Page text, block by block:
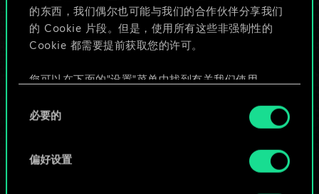
的东西，我们偶尔也可能与我们的合作伙伴分享我们
的 Cookie 片段。但是，使用所有这些非强制性的
Cookie 都需要提前获取您的许可。
您可以在下面的"设置"菜单中找到有关我们使用
好。一旦您了解了其中的内容并准备好继续，请点
必要的
偏好设置
给牌组命名并撰写攻略